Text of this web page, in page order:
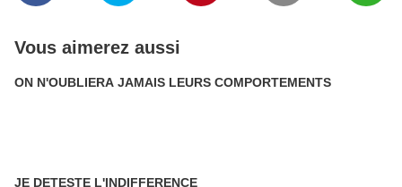
Vous aimerez aussi
ON N'OUBLIERA JAMAIS LEURS COMPORTEMENTS
JE DETESTE L'INDIFFERENCE